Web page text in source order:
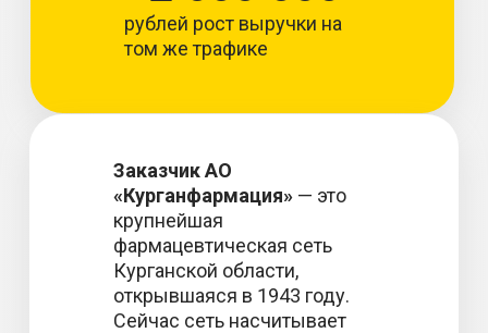
рублей рост выручки на
том же трафике
Заказчик АО
«Курганфармация» — это
крупнейшая
фармацевтическая сеть
Курганской области,
открывшаяся в 1943 году.
Сейчас сеть насчитывает